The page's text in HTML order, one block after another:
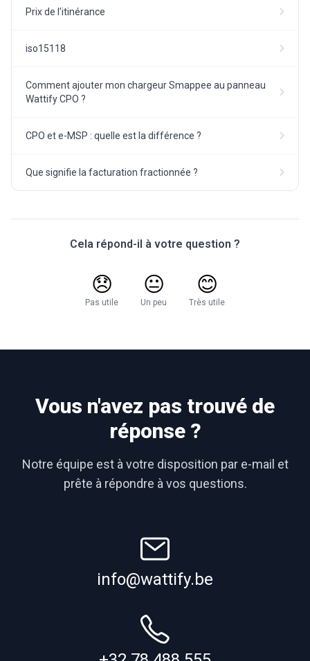
Prix de l'itinérance
iso15118
Comment ajouter mon chargeur Smappee au panneau
Wattify CPO ?
CPO et e-MSP : quelle est la différence ?
Que signifie la facturation fractionnée ?
Cela répond-il à votre question ?
😞
Pas utile
😐
Un peu
😊
Très utile
Vous n'avez pas trouvé de
réponse ?
Notre équipe est à votre disposition par e-mail et
prête à répondre à vos questions.
info@wattify.be